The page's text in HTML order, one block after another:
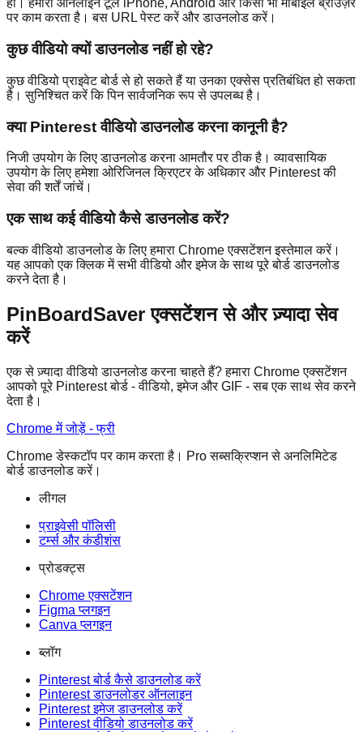
हां। हमारा ऑनलाइन टूल iPhone, Android और किसी भी मोबाइल ब्राउज़र
पर काम करता है। बस URL पेस्ट करें और डाउनलोड करें।
कुछ वीडियो क्यों डाउनलोड नहीं हो रहे?
कुछ वीडियो प्राइवेट बोर्ड से हो सकते हैं या उनका एक्सेस प्रतिबंधित हो सकता
है। सुनिश्चित करें कि पिन सार्वजनिक रूप से उपलब्ध है।
क्या Pinterest वीडियो डाउनलोड करना कानूनी है?
निजी उपयोग के लिए डाउनलोड करना आमतौर पर ठीक है। व्यावसायिक
उपयोग के लिए हमेशा ओरिजिनल क्रिएटर के अधिकार और Pinterest की
सेवा की शर्तें जांचें।
एक साथ कई वीडियो कैसे डाउनलोड करें?
बल्क वीडियो डाउनलोड के लिए हमारा Chrome एक्सटेंशन इस्तेमाल करें।
यह आपको एक क्लिक में सभी वीडियो और इमेज के साथ पूरे बोर्ड डाउनलोड
करने देता है।
PinBoardSaver एक्सटेंशन से और ज़्यादा सेव
करें
एक से ज़्यादा वीडियो डाउनलोड करना चाहते हैं? हमारा Chrome एक्सटेंशन
आपको पूरे Pinterest बोर्ड - वीडियो, इमेज और GIF - सब एक साथ सेव करने
देता है।
Chrome में जोड़ें - फ्री
Chrome डेस्कटॉप पर काम करता है। Pro सब्सक्रिप्शन से अनलिमिटेड
बोर्ड डाउनलोड करें।
लीगल
प्राइवेसी पॉलिसी
टर्म्स और कंडीशंस
प्रोडक्ट्स
Chrome एक्सटेंशन
Figma प्लगइन
Canva प्लगइन
ब्लॉग
Pinterest बोर्ड कैसे डाउनलोड करें
Pinterest डाउनलोडर ऑनलाइन
Pinterest इमेज डाउनलोड करें
Pinterest वीडियो डाउनलोड करें